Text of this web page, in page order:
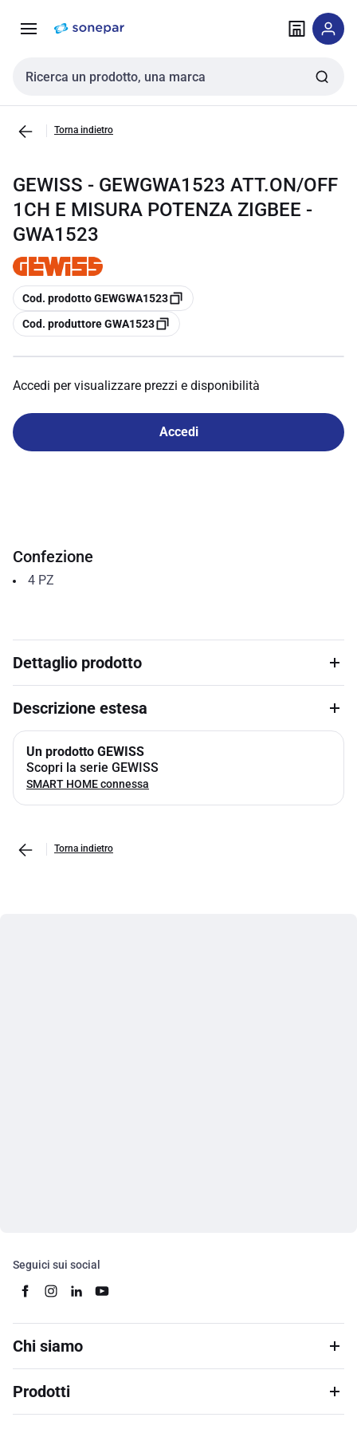
navigazione alla
Cerca input
Torna indietro
GEWISS - GEWGWA1523 ATT.ON/OFF
1CH E MISURA POTENZA ZIGBEE -
GWA1523
copia
Cod. prodotto GEWGWA1523
copia
Cod. produttore GWA1523
Accedi per visualizzare prezzi e disponibilità
Accedi
Confezione
4 PZ
Dettaglio prodotto
Descrizione estesa
Un prodotto GEWISS
Scopri la serie GEWISS
SMART HOME connessa
Torna indietro
Seguici sui social
Chi siamo
Prodotti